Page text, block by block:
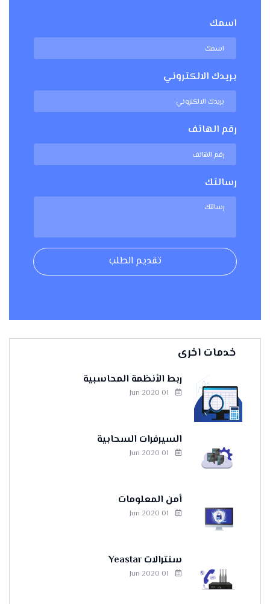
اسمك
بريدك الالكتروني
رقم الهاتف
رسالتك
تقديم الطلب
خدمات اخرى
ربط الأنظمة المحاسبية
السيرفرات السحابية
أمن المعلومات
سنترالات Yeastar